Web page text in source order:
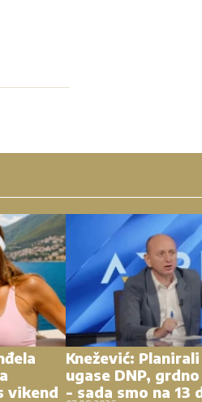
vikend
Knežević:
ugase DNP,
- sada smo na 13